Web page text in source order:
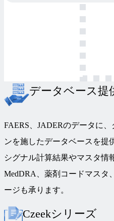
データベース提
FAERS、JADERのデータに
ンを施したデータベースを提
シグナル計算結果やマスタ情
MedDRA、薬剤コードマスタ
ージも承ります。
Czeekシリーズ